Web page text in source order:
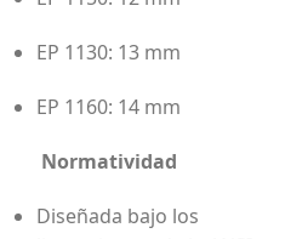
EP 1130: 13 mm
EP 1160: 14 mm
Normatividad
Diseñada bajo los